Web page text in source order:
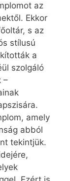
az
Ekkor
s az
stílusú
a
szolgáló
–
amely
abból
tekintjük.